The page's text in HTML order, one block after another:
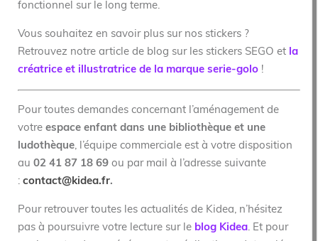
fonctionnel sur le long terme.
Vous souhaitez en savoir plus sur nos stickers ?
Retrouvez notre article de blog sur les stickers SEGO et la
créatrice et illustratrice de la marque serie-golo !
Pour toutes demandes concernant l’aménagement de
votre espace enfant dans une bibliothèque et une
ludothèque, l’équipe commerciale est à votre disposition
au 02 41 87 18 69 ou par mail à l’adresse suivante
: contact@kidea.fr.
Pour retrouver toutes les actualités de Kidea, n’hésitez
pas à poursuivre votre lecture sur le blog Kidea. Et pour